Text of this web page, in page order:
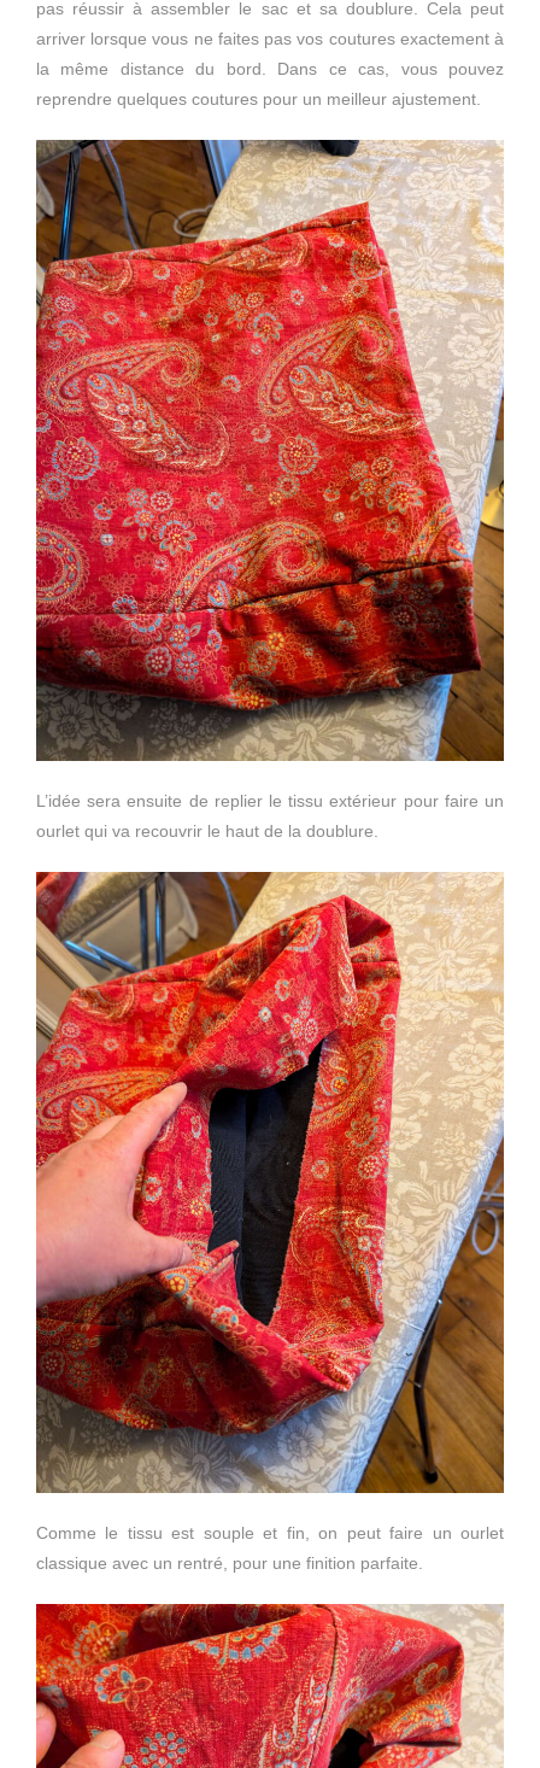
pas réussir à assembler le sac et sa doublure. Cela peut
arriver lorsque vous ne faites pas vos coutures exactement à
la même distance du bord. Dans ce cas, vous pouvez
reprendre quelques coutures pour un meilleur ajustement.
L’idée sera ensuite de replier le tissu extérieur pour faire un
ourlet qui va recouvrir le haut de la doublure.
Comme le tissu est souple et fin, on peut faire un ourlet
classique avec un rentré, pour une finition parfaite.